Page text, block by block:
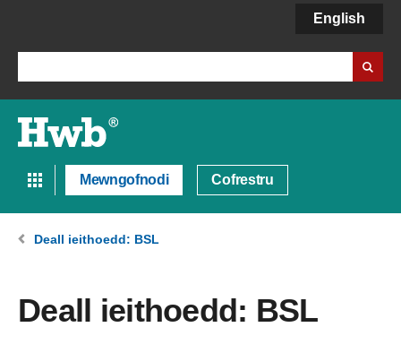
English
Mewngofnodi Cofrestru
Deall ieithoedd: BSL
Deall ieithoedd: BSL